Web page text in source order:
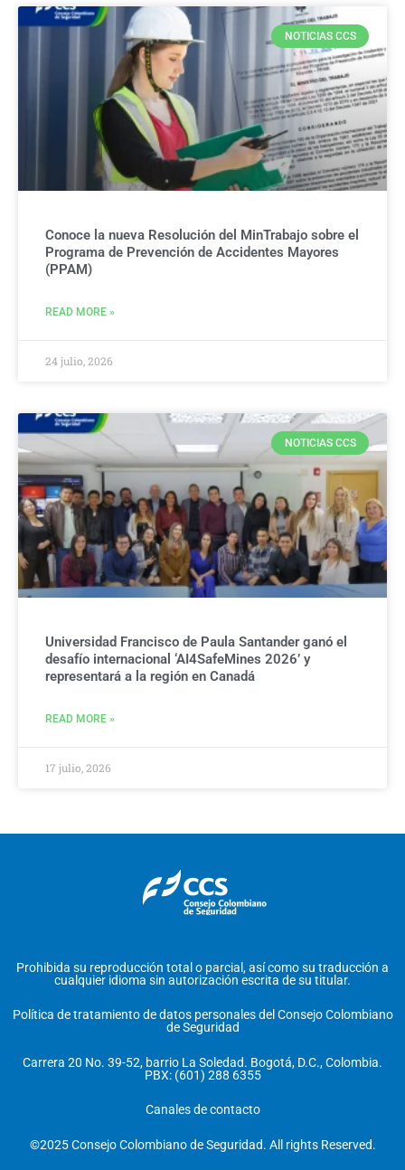
NOTICIAS CCS
Conoce la nueva Resolución del MinTrabajo sobre el
Programa de Prevención de Accidentes Mayores
(PPAM)
READ MORE »
24 julio, 2026
NOTICIAS CCS
Universidad Francisco de Paula Santander ganó el
desafío internacional ‘AI4SafeMines 2026’ y
representará a la región en Canadá
READ MORE »
17 julio, 2026
Prohibida su reproducción total o parcial, así como su traducción a
cualquier idioma sin autorización escrita de su titular.
Política de tratamiento de datos personales del Consejo Colombiano
de Seguridad
Carrera 20 No. 39-52, barrio La Soledad. Bogotá, D.C., Colombia.
PBX: (601) 288 6355
Canales de contacto
©2025 Consejo Colombiano de Seguridad. All rights Reserved.